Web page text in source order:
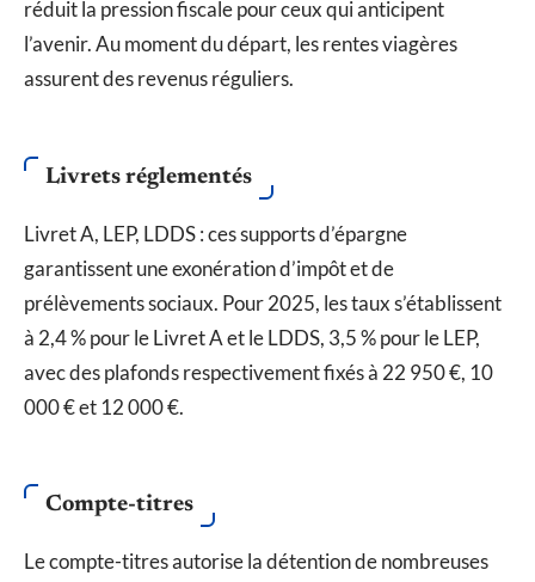
réduit la pression fiscale pour ceux qui anticipent
l’avenir. Au moment du départ, les rentes viagères
assurent des revenus réguliers.
Livrets réglementés
Livret A, LEP, LDDS : ces supports d’épargne
garantissent une exonération d’impôt et de
prélèvements sociaux. Pour 2025, les taux s’établissent
à 2,4 % pour le Livret A et le LDDS, 3,5 % pour le LEP,
avec des plafonds respectivement fixés à 22 950 €, 10
000 € et 12 000 €.
Compte-titres
Le compte-titres autorise la détention de nombreuses